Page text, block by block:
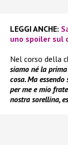
LEGGI ANCHE:
uno spoiler sul
Nel corso della
siamo né la
cosa. Ma
per me e mio
nostra sorellina,